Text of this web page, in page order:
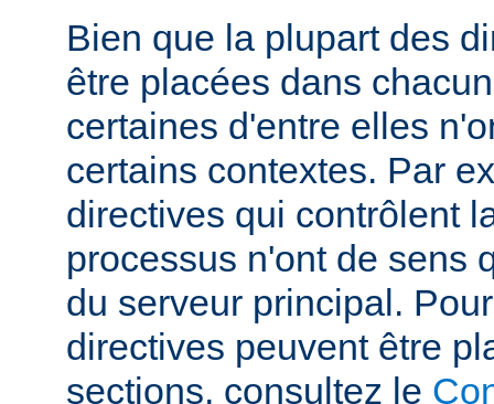
Bien que la plupart des
être placées dans
certaines d'entre elles
certains contextes. Par
directives qui contrôlent
processus n'ont de sens
du serveur principal.
directives peuvent être
sections, consultez le